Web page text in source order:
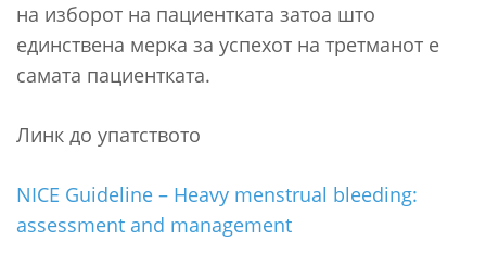
на изборот на пациентката затоа што
единствена мерка за успехот на третманот е
самата пациентката.
Линк до упатството
NICE Guideline – Heavy menstrual bleeding:
assessment and management